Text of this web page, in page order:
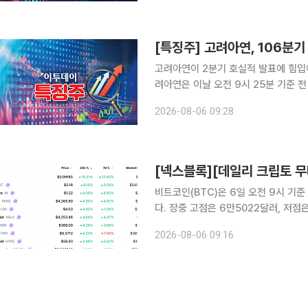
고려아연이 2분기 호실적 발표에 힘입어 장 초반 강
려아연은 이날 오전 9시 25분 기준
은 전날 잠정 실적 공시를 통해 2026
2026-08-06 09:28
비트코인(BTC)은 6일 오전 9시 기
다. 장중 고점은 6만5022달러, 저점
2026-08-06 09:16